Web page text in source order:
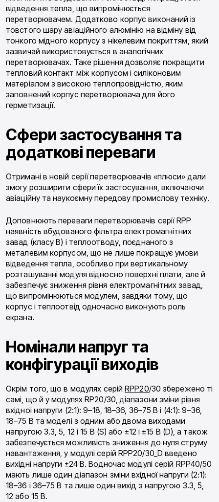
відведення тепла, що випромінюється
перетворювачем. Додатково корпус виконаний із
товстого шару авіаційного алюмінію на відміну від
тонкого мідного корпусу з нікелевим покриттям, який
зазвичай використовується в аналогічних
перетворювачах. Таке рішення дозволяє покращити
тепловий контакт між корпусом і силіконовим
матеріалом з високою теплопровідністю, яким
заповнений корпус перетворювача для його
герметизації.
Сфери застосування та
додаткові переваги
Отримані в новій серії перетворювачів «плюси» дали
змогу розширити сфери їх застосування, включаючи
авіаційну та наукоємну передову промислову техніку.
Доповнюють переваги перетворювачів серії RPP
наявність вбудованого фільтра електромагнітних
завад (класу B) і теплоотводу, поєднаного з
металевим корпусом, що не лише покращує умови
відведення тепла, особливо при вертикальному
розташуванні модуля відносно поверхні плати, але й
забезпечує зниження рівня електромагнітних завад,
що випромінюються модулем, завдяки тому, що
корпус і теплоотвід одночасно виконують роль
екрана.
Номінали напруг та
конфігурації виходів
Окрім того, що в модулях серійRPP20/30 збережено ті
самі, що й у модулях RP20/30, діапазони зміни рівня
вхідної напруги (2:1): 9–18, 18–36, 36–75 В і (4:1): 9–36,
18–75 В та моделі з одним або двома виходами
напругою 3.3, 5, 12 і 15 В (S) або ±12 і ±15 В (D), а також
забезпечується можливість зниження до нуля струму
навантаження, у модулі серій RPP20/30_D введено
вихідні напруги ±24 В. Водночас модулі серій RPP40/50
мають лише один діапазон зміни вхідної напруги (2:1):
18–36 і 36–75 В та лише один вихід з напругою 3.3, 5,
12 або 15 В.